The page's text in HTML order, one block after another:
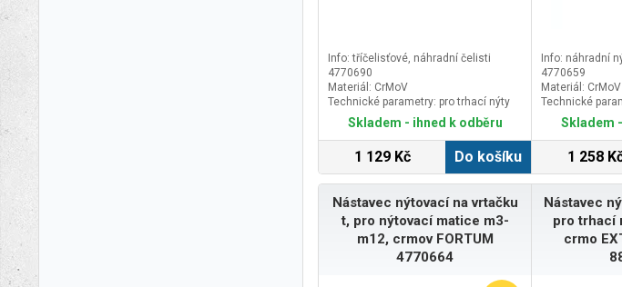
Info: tříčelisťové, náhradní čelisti
4770690
Materiál: CrMoV
Technické parametry: pro trhací nýty
2,4-4,8mm
Značka: FORTUM
Skladem - ihned k odběru
1 129 Kč Do košíku
Info: náhradní
4770659
Materiál: CrMoV
Technické
matice M3-M8
Značka:
Skladem
1 258
Nástavec nýtovací na vrtačku
t, pro nýtovací matice m3-
m12, crmov FORTUM
4770664
Nástavec
pro trhací
crmo